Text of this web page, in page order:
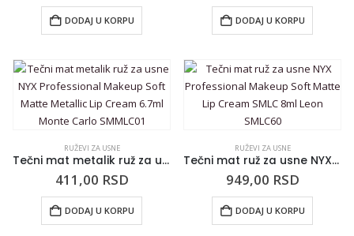
DODAJ U KORPU DODAJ U KORPU
RUŽEVI ZA USNE
Tečni mat metalik ruž za usne NYX Professional Makeup Soft Matte Metallic Lip Cream 6.7ml Monte Carlo SMMLC01
411,00 RSD
DODAJ U KORPU
RUŽEVI ZA USNE
Tečni mat ruž za usne NYX Professional Makeup Soft Matte Lip Cream SMLC 8ml Leon SMLC60
949,00 RSD
DODAJ U KORPU